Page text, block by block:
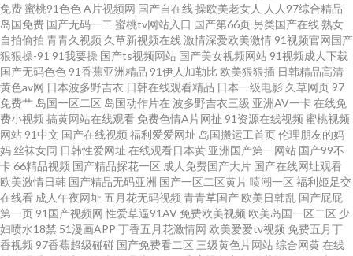
91n网站免费观看 国产激情文学自拍视频 色五月婷婷免费福利 91视频国产TS
精品嫂子综合 亚洲成人黄色小说网站 福利日AV 五月婷六月花 成人电彯三级
四虎成人影音 91桃花福利 久艹视频资源 一区一区一去一区 超碰c人人操 日韩
h网 97超碰护士 五月丁香啪啪网 大香蕉肏你 91夫妻小视频 91影院在线 男女
生互操 91超碰社区 东方av在线导航 日韩性网 91色青草 日韩A片一區二區三
區 91在线视频福利 日本阿v网站 91免费看片白丝 激情婷婷 亚洲色福利天堂
免费蜜桃91色色A片视频网 国产自在线操欧美老女人 人人97综合精品
岛国免费 国产无码一二 蜜桃tv网站入口 国产第66页 另类国产在线熟女
自拍偷拍 青青久视频 久草新视频在线激情深爱欧美激情 91视频官网国产
狠狠操-91 91我要操 国产ts视频网站 国产美女视频网站 91视频成人下载
国产无码色色 91香蕉亚洲精品 91伊人加勒比 欧美狠狠插 日韩精品高清
黄色av网 日本波多野吉衣 日韩在线观看精品 日本一级电影 久草网页 97
免费艹 岛国一区二区 岛国动作片在 波多野吉衣三级 亚洲AV一卡在线免
费小视频 搞黄网站在线观看 免费色情A片网扯 91资源在线视频 蜜桃视频
网站 91中文 国产在线视频 福利爱爱网址 岛国搬运工首页伦理朋友的妈
妈 丝袜女同 日韩性爱网址 在线观看日本黄 亚洲国产第一网站 国产99不
卡66精品视频 国产精品探花一区 成人免费国产大片 国产在线网址观看
欧美激情日韩 国产精品无码亚洲 国产一区二区黄片喷潮一区 福利姬足交
在线看 成人午夜网址 五月花无码视频 青青草国产 欧美日韩乱 国产屁屁
第一页 91国产视频网 性爱草逼91AV 免费欧美视频 欧美岛国一区二区 少
妇喷水18禁 51漫画APP 丁香五月花激情网 欧美爱爱tv视频 免费五月丁
香视频 97香蕉超级碰碰 国产免费看二区 三级黄色片网站综合网黄在线